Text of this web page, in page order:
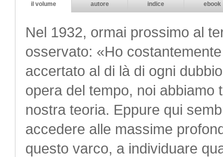
il volume autore indice ebook
Nel 1932, ormai prossimo al
osservato: «Ho
accertato al di là di ogni
opera del tempo, noi abbiamo
nostra teoria. Eppure qui
accedere alle massime
questo varco, a individuare